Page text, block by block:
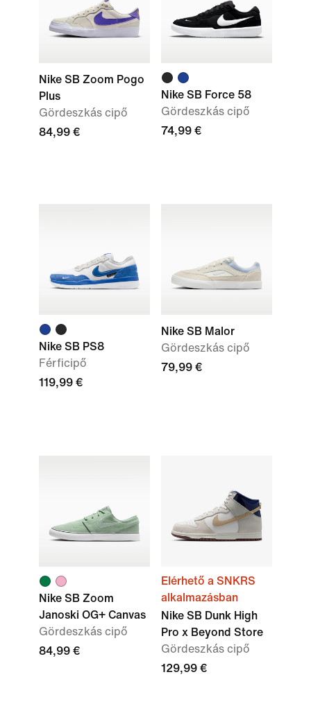
Nike SB Zoom Pogo
Plus
Gördeszkás cipő
84,99 €
Nike SB Force 58
Gördeszkás cipő
74,99 €
Nike SB PS8
Férficipő
119,99 €
Nike SB Malor
Gördeszkás cipő
79,99 €
Nike SB Zoom
Janoski OG+ Canvas
Gördeszkás cipő
84,99 €
Elérhető a SNKRS
alkalmazásban
Nike SB Dunk High
Pro x Beyond Store
Gördeszkás cipő
129,99 €